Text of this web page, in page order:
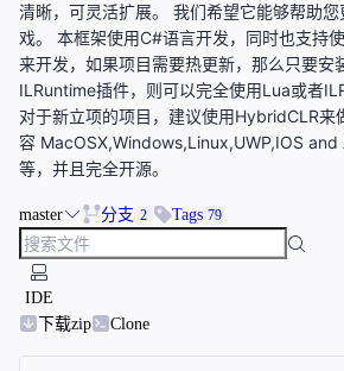
清晰，可灵活扩展。 我们希望它能够帮助
戏。 本框架使用C#语言开发，同时也支持
来开发，如果项目需要热更新，那么只要安
ILRuntime插件，则可以完全使用Lua或者
对于新立项的项目，建议使用HybridCLR来
容 MacOSX,Windows,Linux,UWP,IOS
等，并且完全开源。
master 分支 2 Tags 79
IDE
下载zip
Clone